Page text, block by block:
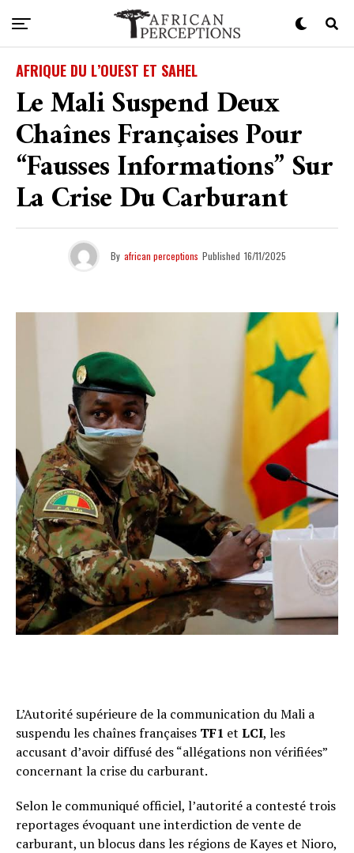
AFRIQUE DU L’OUEST ET SAHEL
Le Mali Suspend Deux
Chaînes Françaises Pour
“fausses Informations” Sur
La Crise Du Carburant
By african perceptions Published 16/11/2025
L’Autorité supérieure de la communication du Mali a
suspendu les chaînes françaises TF1 et LCI, les
accusant d’avoir diffusé des “allégations non vérifiées”
concernant la crise du carburant.
Selon le communiqué officiel, l’autorité a contesté trois
reportages évoquant une interdiction de vente de
carburant, un blocus dans les régions de Kayes et Nioro,